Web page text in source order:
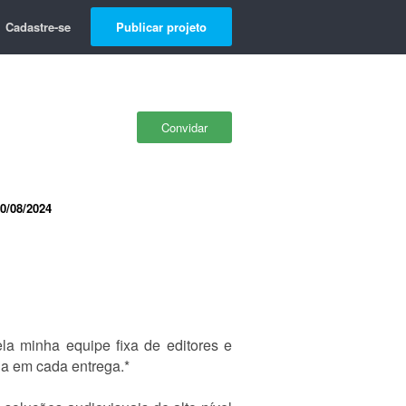
Cadastre-se Publicar projeto
Convidar
08/2024
minha equipe fixa de editores e
em cada entrega.*